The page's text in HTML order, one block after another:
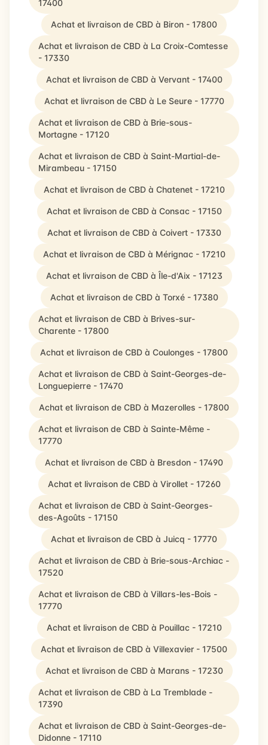
17400
Achat et livraison de CBD à Biron - 17800
Achat et livraison de CBD à La Croix-Comtesse
- 17330
Achat et livraison de CBD à Vervant - 17400
Achat et livraison de CBD à Le Seure - 17770
Achat et livraison de CBD à Brie-sous-
Mortagne - 17120
Achat et livraison de CBD à Saint-Martial-de-
Mirambeau - 17150
Achat et livraison de CBD à Chatenet - 17210
Achat et livraison de CBD à Consac - 17150
Achat et livraison de CBD à Coivert - 17330
Achat et livraison de CBD à Mérignac - 17210
Achat et livraison de CBD à Île-d'Aix - 17123
Achat et livraison de CBD à Torxé - 17380
Achat et livraison de CBD à Brives-sur-
Charente - 17800
Achat et livraison de CBD à Coulonges - 17800
Achat et livraison de CBD à Saint-Georges-de-
Longuepierre - 17470
Achat et livraison de CBD à Mazerolles - 17800
Achat et livraison de CBD à Sainte-Même -
17770
Achat et livraison de CBD à Bresdon - 17490
Achat et livraison de CBD à Virollet - 17260
Achat et livraison de CBD à Saint-Georges-
des-Agoûts - 17150
Achat et livraison de CBD à Juicq - 17770
Achat et livraison de CBD à Brie-sous-Archiac -
17520
Achat et livraison de CBD à Villars-les-Bois -
17770
Achat et livraison de CBD à Pouillac - 17210
Achat et livraison de CBD à Villexavier - 17500
Achat et livraison de CBD à Marans - 17230
Achat et livraison de CBD à La Tremblade -
17390
Achat et livraison de CBD à Saint-Georges-de-
Didonne - 17110